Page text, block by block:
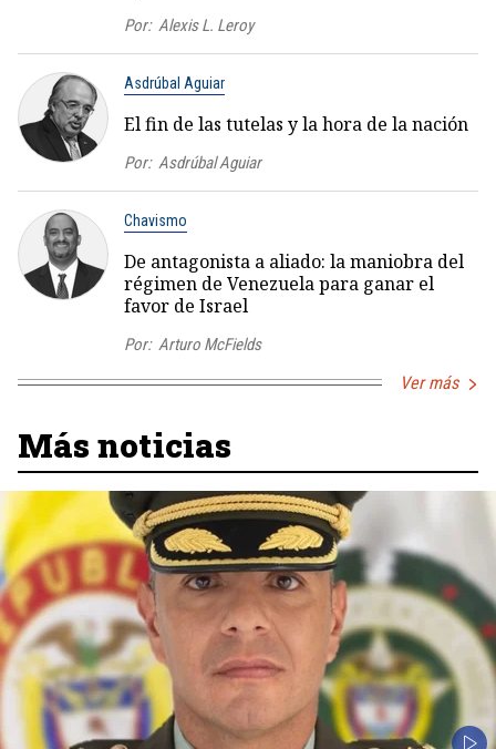
Por: Alexis L. Leroy
Asdrúbal Aguiar
El fin de las tutelas y la hora de la nación
Por: Asdrúbal Aguiar
Chavismo
De antagonista a aliado: la maniobra del
régimen de Venezuela para ganar el
favor de Israel
Por: Arturo McFields
Ver más
Más noticias